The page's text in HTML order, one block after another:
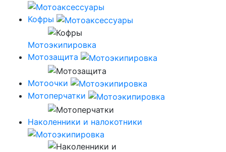
Кофры
Мотоэкипировка
Мотозащита
Мотоочки
Мотоперчатки
Наколенники и налокотники